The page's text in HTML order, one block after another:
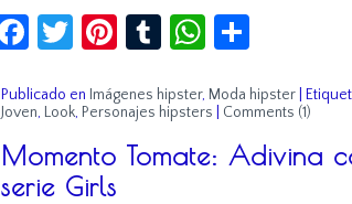
Facebook
Twitter
Pinterest
TumblrWhatsApp
Publicado en Imágenes hipster, Moda hipster|
Joven, Look, Personajes hipsters Comments (1)
Momento Tomate: Adivina
serie Girls